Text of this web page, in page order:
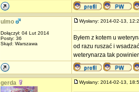
ulmo
Dołączył: 04 Lut 2014
Posty: 36
Skąd: Warszawa
Wysłany: 2014-02-13,
Byłem z kotem u
od razu ruszać i
weterynarza tak
gerda Wysłany: 2014-02-13,